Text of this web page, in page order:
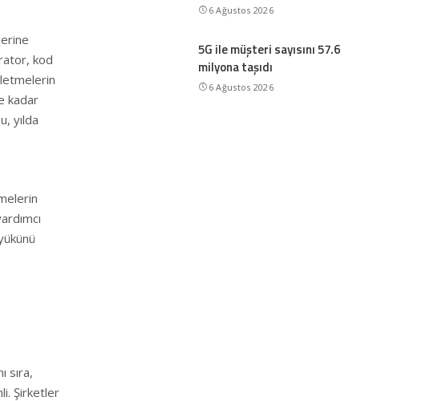
kod
kadar
yılda
sıra,
Şirketler
6 Ağustos 2026
5G ile müşteri sayısını 57.6
milyona taşıdı
6 Ağustos 2026